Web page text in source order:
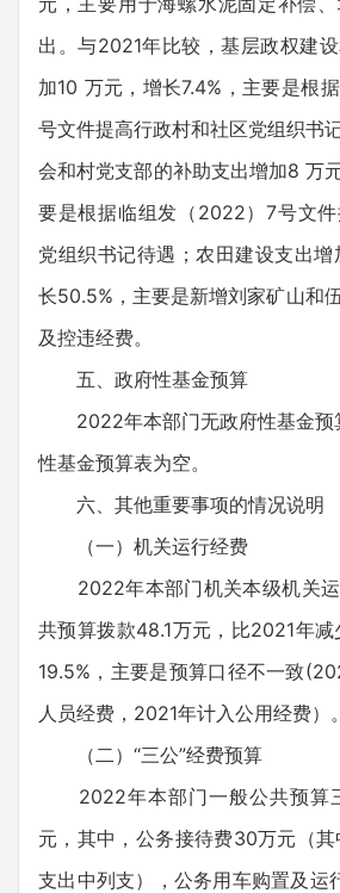
出。与2021年比较，基层政权建
加10 万元，增长7.4%，主要是根
号文件提高行政村和社区党组织书
会和村党支部的补助支出增加8 万
要是根据临组发（2022）7号文
党组织书记待遇；农田建设支出
长50.5%，主要是新增刘家矿山和
及控违经费。
五、政府性基金预算
2022年本部门无政府性基金预
性基金预算表为空。
六、其他重要事项的情况说明
（一）机关运行经费
2022年本部门机关本级机关运
共预算拨款48.1万元，比2021年减
19.5%，主要是预算口径不一致
人员经费，2021年计入公用经费）。
（二）“三公”经费预算
2022年本部门一般公共预算
元，其中，公务接待费30万元（
支出中列支），公务用车购置及运